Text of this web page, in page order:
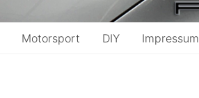
Motorsport DIY Impressum